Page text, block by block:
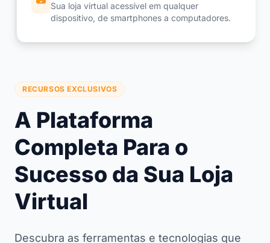
Sua loja virtual acessível em qualquer
dispositivo, de smartphones a computadores.
RECURSOS EXCLUSIVOS
A Plataforma
Completa Para o
Sucesso da Sua Loja
Virtual
Descubra as ferramentas e tecnologias que